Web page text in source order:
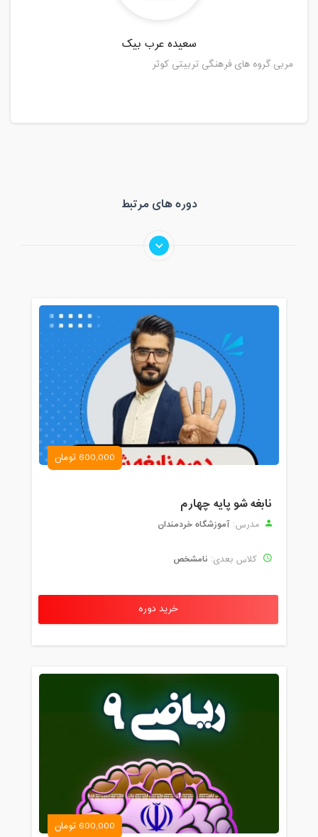
سعیده عرب بیک
مربی گروه های فرهنگی تربیتی کوثر
دوره های مرتبط
600,000 تومان
نابغه شو پایه چهارم
مدرس: آموزشگاه خردمندان
کلاس بعدی: نامشخص
خرید دوره
600,000 تومان